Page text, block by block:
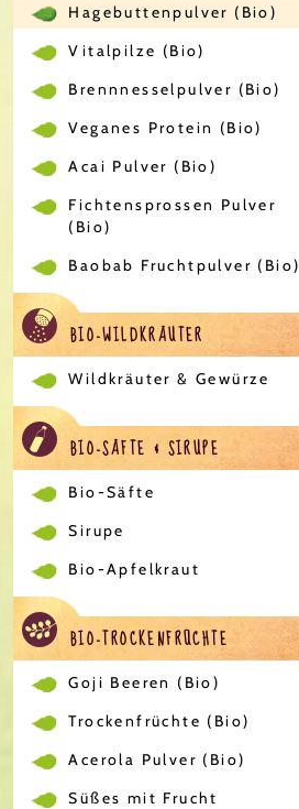
Hagebuttenpulver (Bio)
Vitalpilze (Bio)
Brennnesselpulver (Bio)
Veganes Protein (Bio)
Acai Pulver (Bio)
Fichtensprossen Pulver
(Bio)
Baobab Fruchtpulver (Bio)
BIO-WILDKRÄUTER
Wildkräuter & Gewürze
BIO-SÄFTE & SIRUPE
Bio-Säfte
Sirupe
Bio-Apfelkraut
BIO-TROCKENFRÜCHTE
Goji Beeren (Bio)
Trockenfrüchte (Bio)
Acerola Pulver (Bio)
Süßes mit Frucht